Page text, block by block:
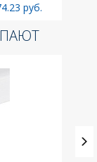
руб.